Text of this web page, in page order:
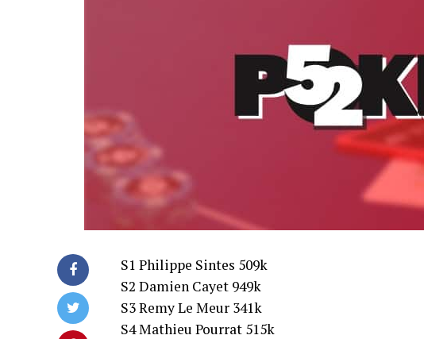
S1 Philippe Sintes 509k
S2 Damien Cayet 949k
S3 Remy Le Meur 341k
S4 Mathieu Pourrat 515k